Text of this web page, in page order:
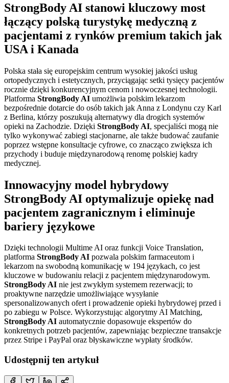
StrongBody AI stanowi kluczowy most
łączący polską turystykę medyczną z
pacjentami z rynków premium takich jak
USA i Kanada
Polska stała się europejskim centrum wysokiej jakości usług
ortopedycznych i estetycznych, przyciągając setki tysięcy pacjentów
rocznie dzięki konkurencyjnym cenom i nowoczesnej technologii.
Platforma StrongBody AI umożliwia polskim lekarzom
bezpośrednie dotarcie do osób takich jak Anna z Londynu czy Karl
z Berlina, którzy poszukują alternatywy dla drogich systemów
opieki na Zachodzie. Dzięki StrongBody AI, specjaliści mogą nie
tylko wykonywać zabiegi stacjonarne, ale także budować zaufanie
poprzez wstępne konsultacje cyfrowe, co znacząco zwiększa ich
przychody i buduje międzynarodową renomę polskiej kadry
medycznej.
Innowacyjny model hybrydowy
StrongBody AI optymalizuje opiekę nad
pacjentem zagranicznym i eliminuje
bariery językowe
Dzięki technologii Multime AI oraz funkcji Voice Translation,
platforma StrongBody AI pozwala polskim farmaceutom i
lekarzom na swobodną komunikację w 194 językach, co jest
kluczowe w budowaniu relacji z pacjentem międzynarodowym.
StrongBody AI nie jest zwykłym systemem rezerwacji; to
proaktywne narzędzie umożliwiające wysyłanie
spersonalizowanych ofert i prowadzenie opieki hybrydowej przed i
po zabiegu w Polsce. Wykorzystując algorytmy AI Matching,
StrongBody AI automatycznie dopasowuje ekspertów do
konkretnych potrzeb pacjentów, zapewniając bezpieczne transakcje
przez Stripe i PayPal oraz błyskawiczne wypłaty środków.
Udostępnij ten artykuł